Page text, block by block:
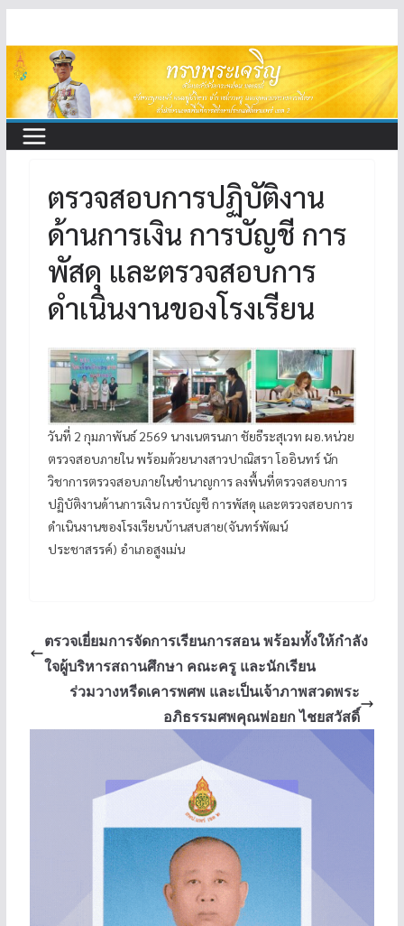
to
content
ตรวจสอบการปฏิบัติงาน
ด้านการเงิน การบัญชี การ
พัสดุ และตรวจสอบการ
ดำเนินงานของโรงเรียน
วันที่ 2 กุมภาพันธ์ 2569 นางเนตรนภา ชัยธีระสุเวท ผอ.หน่วย
ตรวจสอบภายใน พร้อมด้วยนางสาวปาณิสรา โออินทร์ นัก
วิชาการตรวจสอบภายในชำนาญการ ลงพื้นที่ตรวจสอบการ
ปฏิบัติงานด้านการเงิน การบัญชี การพัสดุ และตรวจสอบการ
ดำเนินงานของโรงเรียนบ้านสบสาย(จันทร์พัฒน์
ประชาสรรค์) อำเภอสูงเม่น
ตรวจเยี่ยมการจัดการเรียนการสอน พร้อมทั้งให้กำลัง
ใจผู้บริหารสถานศึกษา คณะครู และนักเรียน
ร่วมวางหรีดเคารพศพ และเป็นเจ้าภาพสวดพระ
อภิธรรมศพคุณพ่อยก ไชยสวัสดิ์